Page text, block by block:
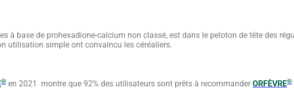
à base de prohexadione-calcium non classé, est dans le peloton de tête des
utilisation simple ont convaincu les céréaliers.
® en 2021 montre que 92% des utilisateurs sont prêts à recommander ORFÈVRE®